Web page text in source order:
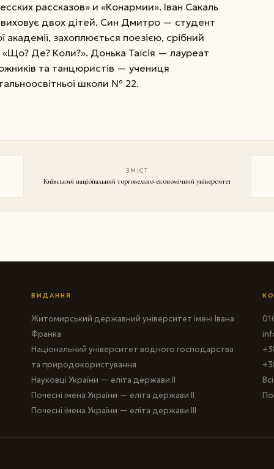
рассказов» и «Конармии». Іван Сакаль
двох дітей. Син Дмитро — студент
захоплюється поезією, срібний
Де? Коли?». Донька Таїсія — лауреат
та танцюристів — учениця
школи № 22.
ЗМІСТ
Київський національний торговельно-економічний університет
ВИДАННЯ
Житомирський державний університет імені Івана
Франка
Національний університет водного господарства
та природокористування
Науковці України — еліта держави II
Почесні імена України — еліта держави II
Почесні імена України — еліта держави III